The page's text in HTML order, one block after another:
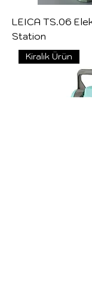
LEICA TS.06
Station
Kiralık Ürün